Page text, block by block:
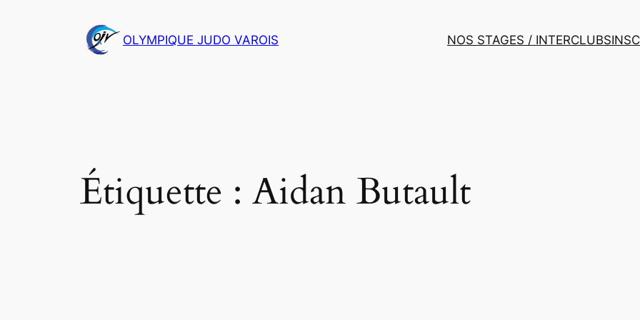
OLYMPIQUE JUDO VAROIS NOS STAGES / INTERCLUBS
Étiquette : Aidan Butault